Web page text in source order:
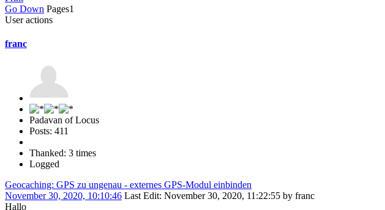
Go Down Pages1
User actions
franc
Padavan of Locus
Posts: 411
Thanked: 3 times
Logged
Geocaching: GPS zu ungenau - externes GPS-Modul einbinden
November 30, 2020, 10:10:46 Last Edit: November 30, 2020, 11:22:55 by franc
Hallo